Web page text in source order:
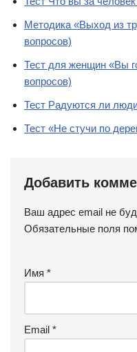
Методика «Выход из
вопросов)
Тест для женщин «Вы
вопросов)
Тест Радуются ли
Тест «Не стучи по
Добавить
Ваш адрес email не
Обязательные поля
Имя *
Email *